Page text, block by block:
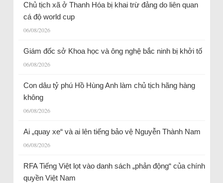
Chủ tịch xã ở Thanh Hóa bị khai trừ đảng do liên quan
cá độ world cup
06/08/2026
Giám đốc sở Khoa học và ông nghệ bắc ninh bị khởi tố
06/08/2026
Con dâu tỷ phú Hồ Hùng Anh làm chủ tịch hãng hàng
không
06/08/2026
Ai „quay xe“ và ai lên tiếng bảo vệ Nguyễn Thành Nam
06/08/2026
RFA Tiếng Việt lọt vào danh sách „phản động“ của chính
quyền Việt Nam